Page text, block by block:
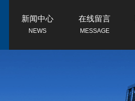
新闻中心
NEWS
在线留言
MESSAGE